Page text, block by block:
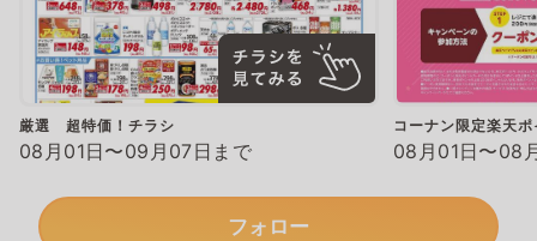
厳選 超特価！チラシ
08月01日〜09月07日まで
コーナン限定楽天
08月01日〜08
フォロー